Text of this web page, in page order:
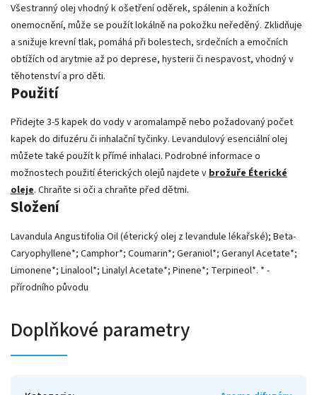
Všestranný olej vhodný k ošetření oděrek, spálenin a kožních
onemocnění, může se použít lokálně na pokožku neředěný. Zklidňuje
a snižuje krevní tlak, pomáhá při bolestech, srdečních a emočních
obtížích od arytmie až po deprese, hysterii či nespavost, vhodný v
těhotenství a pro děti.
Použití
Přidejte 3-5 kapek do vody v aromalampě nebo požadovaný počet
kapek do difuzéru či inhalační tyčinky. Levandulový esenciální olej
můžete také použít k přímé inhalaci. Podrobné informace o
možnostech použití éterických olejů najdete vbrožuře Éterické
oleje. Chraňte si oči a chraňte před dětmi.
Složení
Lavandula Angustifolia Oil (éterický olej z levandule lékařské); Beta-
Caryophyllene*; Camphor*; Coumarin*; Geraniol*; Geranyl Acetate*;
Limonene*; Linalool*; Linalyl Acetate*; Pinene*; Terpineol*. * -
přírodního původu
Doplňkové parametry